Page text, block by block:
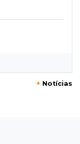
de jogo que
+ Notícias